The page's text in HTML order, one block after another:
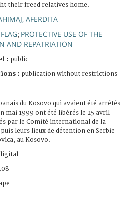
their freed relatives home.
AFERDITA
FLAG; PROTECTIVE USE OF THE
AND REPATRIATION
: public
: publication without restrictions
du Kosovo qui avaient été arrêtés
mai 1999 ont été libérés le 25 avril
par le Comité international de la
leurs lieux de détention en Serbie
au Kosovo.